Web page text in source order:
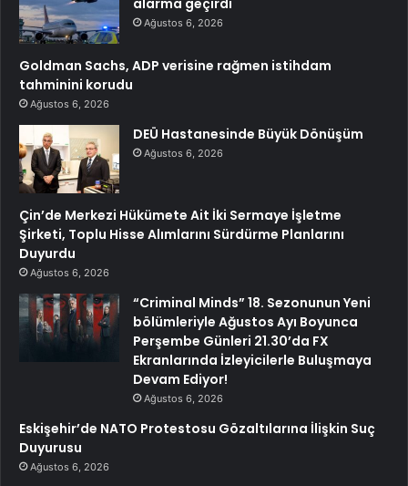
Ağustos 6, 2026
Goldman Sachs, ADP verisine rağmen istihdam
tahminini korudu
Ağustos 6, 2026
DEÜ Hastanesinde Büyük Dönüşüm
Ağustos 6, 2026
Çin’de Merkezi Hükümete Ait İki Sermaye İşletme
Şirketi, Toplu Hisse Alımlarını Sürdürme Planlarını
Duyurdu
Ağustos 6, 2026
“Criminal Minds” 18. Sezonunun Yeni
bölümleriyle Ağustos Ayı Boyunca
Perşembe Günleri 21.30’da FX
Ekranlarında İzleyicilerle Buluşmaya
Devam Ediyor!
Ağustos 6, 2026
Eskişehir’de NATO Protestosu Gözaltılarına İlişkin Suç
Duyurusu
Ağustos 6, 2026